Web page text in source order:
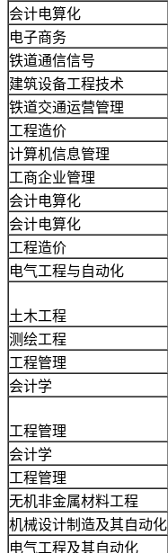
会计电算化
电子商务
铁道通信信号
建筑设备工程技术
铁道交通运营管理
工程造价
计算机信息管理
工商企业管理
会计电算化
会计电算化
工程造价
电气工程与自动化
土木工程
测绘工程
工程管理
会计学
工程管理
会计学
工程管理
无机非金属材料工程
机械设计制造及其自动化
电气工程及其自动化